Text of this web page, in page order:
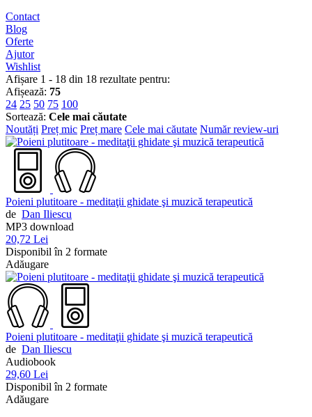
Contact
Blog
Oferte
Ajutor
Wishlist
Afișare 1 - 18 din 18 rezultate pentru:
Afișează: 75
24 25 50 75 100
Sortează: Cele mai căutate
Noutăți Preț mic Preț mare Cele mai căutate Număr review-uri
Poieni plutitoare - meditaţii ghidate şi muzică terapeutică
de Dan Iliescu
MP3 download
20,72 Lei
Disponibil în 2 formate
Adăugare
Poieni plutitoare - meditaţii ghidate şi muzică terapeutică
de Dan Iliescu
Audiobook
29,60 Lei
Disponibil în 2 formate
Adăugare